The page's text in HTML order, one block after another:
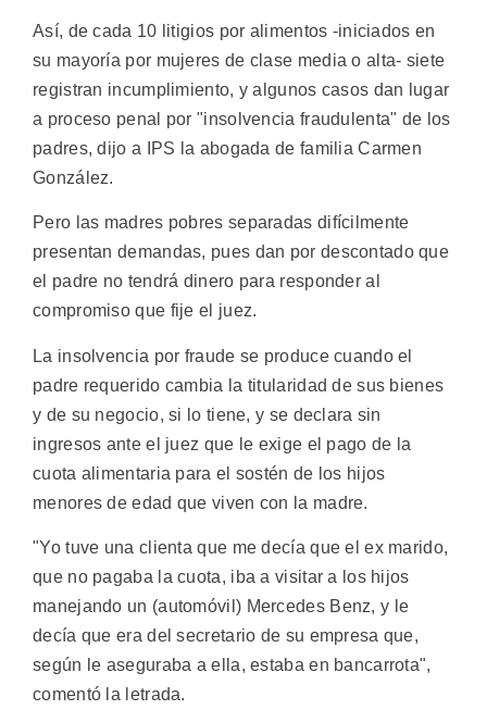
Así, de cada 10 litigios por alimentos -iniciados en
su mayoría por mujeres de clase media o alta- siete
registran incumplimiento, y algunos casos dan lugar
a proceso penal por "insolvencia fraudulenta" de los
padres, dijo a IPS la abogada de familia Carmen
González.
Pero las madres pobres separadas difícilmente
presentan demandas, pues dan por descontado que
el padre no tendrá dinero para responder al
compromiso que fije el juez.
La insolvencia por fraude se produce cuando el
padre requerido cambia la titularidad de sus bienes
y de su negocio, si lo tiene, y se declara sin
ingresos ante el juez que le exige el pago de la
cuota alimentaria para el sostén de los hijos
menores de edad que viven con la madre.
"Yo tuve una clienta que me decía que el ex marido,
que no pagaba la cuota, iba a visitar a los hijos
manejando un (automóvil) Mercedes Benz, y le
decía que era del secretario de su empresa que,
según le aseguraba a ella, estaba en bancarrota",
comentó la letrada.